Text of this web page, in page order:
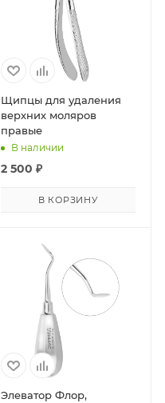
Щипцы для удаления
верхних моляров
правые
В наличии
2 500 ₽
В КОРЗИНУ
Элеватор Флор,